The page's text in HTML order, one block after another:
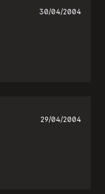
30/04/2004
29/04/2004